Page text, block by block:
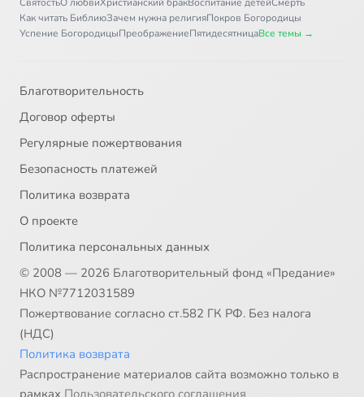
Как читать БиблиюЗачем нужна религияПокров Богородицы
Успение БогородицыПреображениеПятидесятницаВсе темы →
Благотворительность
Договор оферты
Регулярные пожертвования
Безопасность платежей
Политика возврата
О проекте
Политика персональных данных
© 2008 — 2026 Благотворительный фонд «Предание»
НКО №7712031589
Пожертвование согласно ст.582 ГК РФ. Без налога
(НДС)
Политика возврата
Распространение материалов сайта возможно только в